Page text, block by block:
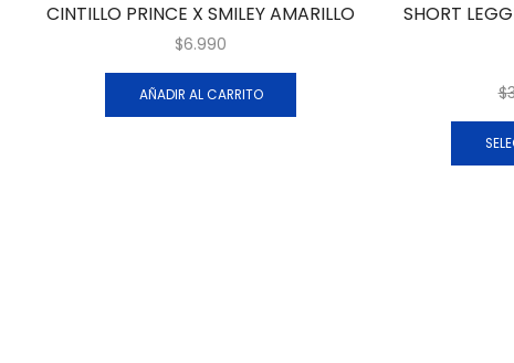
CINTILLO PRINCE X SMILEY AMARILLO
$6.990
AÑADIR AL CARRITO
SHORT
$